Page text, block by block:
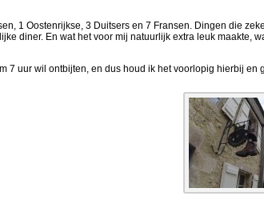
1 Oostenrijkse, 3 Duitsers en 7 Fransen. Dingen die
diner. En wat het voor mij natuurlijk extra leuk maakte,
7 uur wil ontbijten, en dus houd ik het voorlopig hierbij en